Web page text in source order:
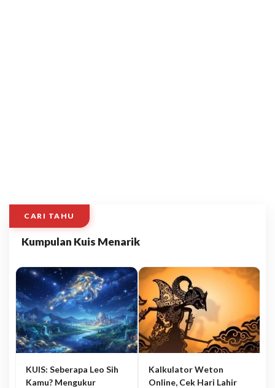
CARI TAHU
Kumpulan Kuis Menarik
KUIS: Seberapa Leo Sih
Kamu? Mengukur
Kalkulator Weton
Online, Cek Hari Lahir